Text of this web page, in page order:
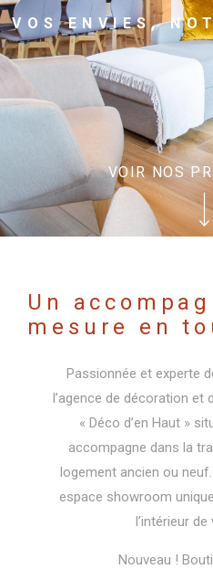
VOS ENVIES,
VOIR NOS
Un
mesure en
Passionnée et experte
l’agence de décoration et
« Déco d’en Haut »
accompagne dans la
logement ancien ou
espace showroom
l’intérieur
Nouveau !